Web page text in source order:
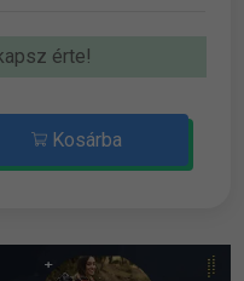
érte!
Kosárba